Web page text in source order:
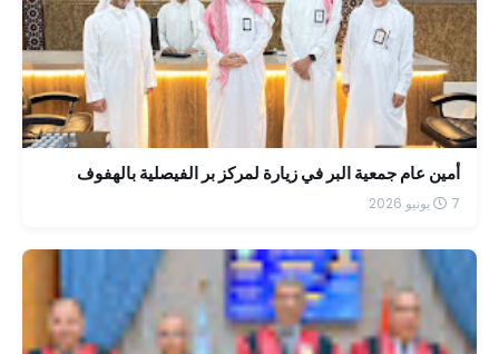
أمين عام جمعية البر في زيارة لمركز بر الفيصلية بالهفوف
7 يونيو 2026